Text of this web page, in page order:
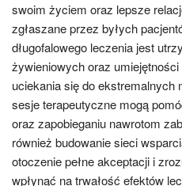
swoim życiem oraz lepsze
zgłaszane przez byłych
długofalowego leczenia jest
żywieniowych oraz
uciekania się do ekstremalnych
sesje terapeutyczne mogą
oraz zapobieganiu nawrotom
również budowanie sieci
otoczenie pełne akceptacji i
wpłynąć na trwałość efektów